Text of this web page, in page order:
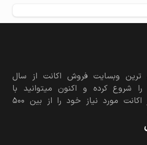
ترین وبسایت فروش اکانت از سال
را شروع کرده و اکنون میتوانید با
استفاده از فیلد زیر اکانت مورد نیاز خود را از بین ۵۰۰